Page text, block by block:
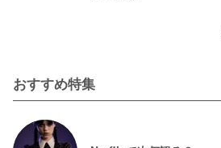
おすすめ特集